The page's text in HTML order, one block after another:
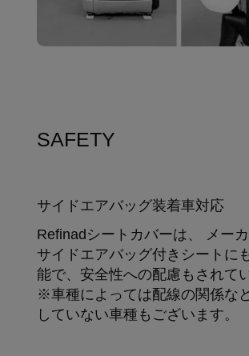
SAFETY
サイドエアバッグ装着車対応
Refinadシートカバーは、 メー
サイドエアバッグ付きシートに
能で、安全性への配慮もされて
※車種によっては配線の関係な
していない車種もございます。